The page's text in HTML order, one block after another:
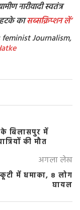
नारीवादी स्वतंत्र
हटके कासब्सक्रिप्शनलें’
Journalism,
बिलासपुर में
की मौत
अगला लेख
में धमाका, 8 लोग
घायल